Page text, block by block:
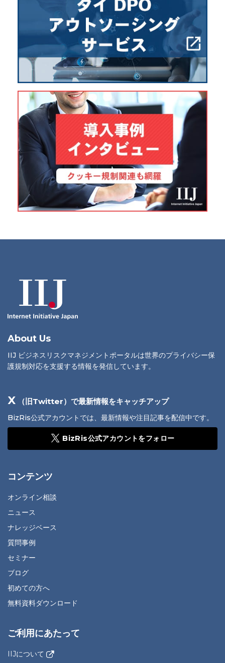
About Us
IIJ ビジネスリスクマネジメントポータルは世界のプライバシー保
護規制対応を支援する情報を発信しています。
X （旧Twitter）で最新情報をキャッチアップ
BizRis公式アカウントでは、最新情報や注目記事を配信中です。
BizRis公式アカウントをフォロー
コンテンツ
オンライン相談
ニュース
ナレッジベース
質問事例
セミナー
ブログ
初めての方へ
無料資料ダウンロード
ご利用にあたって
IIJについて